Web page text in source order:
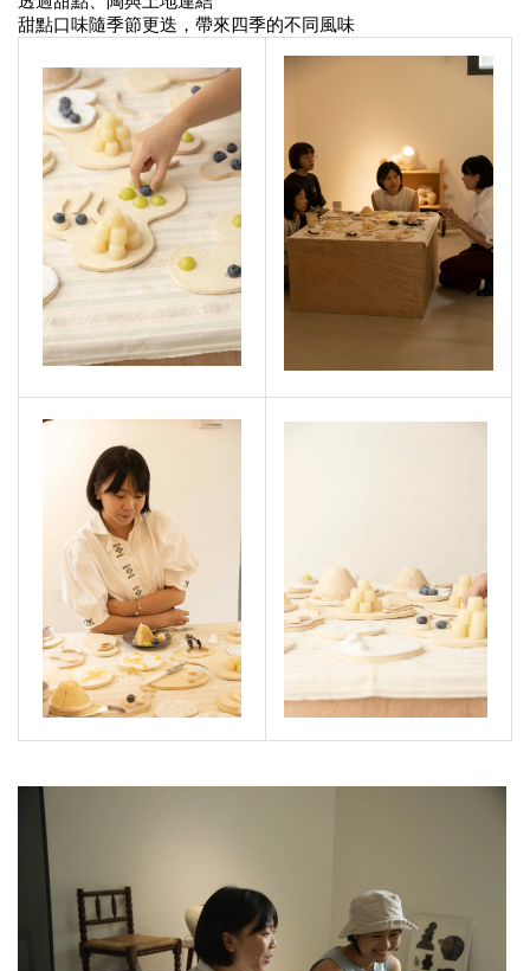
甜點口味隨季節更迭，帶來四季的不同風味